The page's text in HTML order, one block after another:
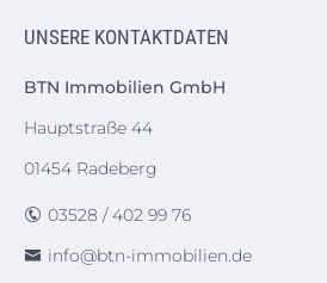
UNSERE KONTAKTDATEN
BTN Immobilien GmbH
Hauptstraße 44
01454 Radeberg
03528 / 402 99 76
info@btn-immobilien.de